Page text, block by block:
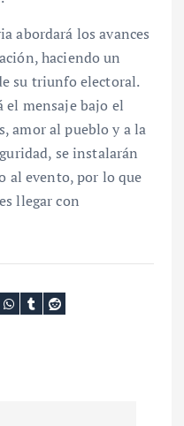
abordará los avances
haciendo un
su triunfo electoral.
el mensaje bajo el
amor al pueblo y a la
se instalarán
al evento, por lo que
llegar con